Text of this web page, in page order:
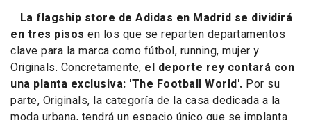
La flagship store de Adidas en Madrid se dividirá
en tres pisos en los que se reparten departamentos
clave para la marca como fútbol, running, mujer y
Originals. Concretamente, el deporte rey contará con
una planta exclusiva: 'The Football World'. Por su
parte, Originals, la categoría de la casa dedicada a la